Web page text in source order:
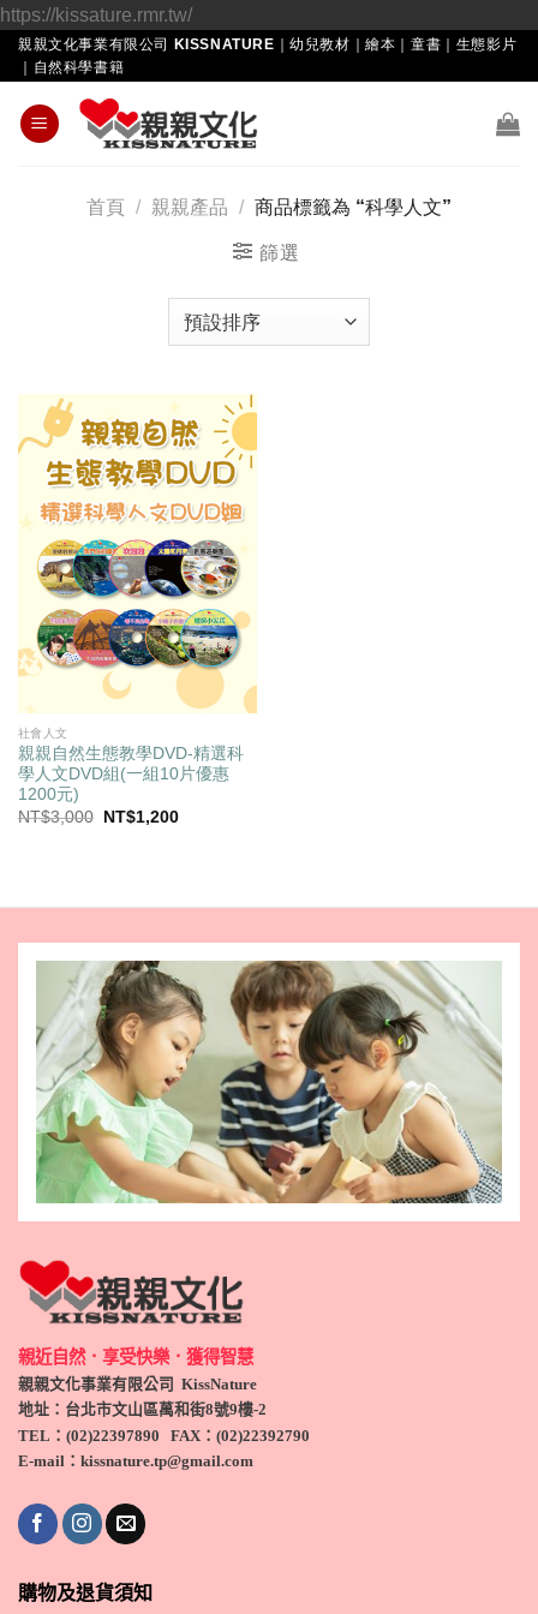
https://kissature.rmr.tw/Skip
to
親親文化事業有限公司 KISSNATURE｜幼兒教材｜繪本｜童書｜生態影片
｜自然科學書籍
首頁 / 親親產品 / 商品標籤為 “科學人文”
篩選
社會人文
親親自然生態教學DVD-精選科
學人文DVD組(一組10片優惠
1200元)
NT$3,000
原
NT$1,200目
親近自然．享受快樂．獲得智慧
親親文化事業有限公司 KissNature
地址：台北市文山區萬和街8號9樓-2
TEL ：(02)22397890 FAX：(02)22392790
E-mail：kissnature.tp@gmail.com
購物及退貨須知